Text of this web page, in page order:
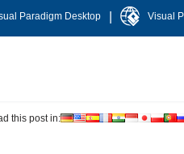
Paradigm Desktop Visual
this post in: